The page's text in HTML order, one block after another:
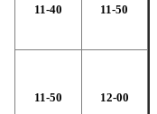
11-40 11-50
11-50 12-00